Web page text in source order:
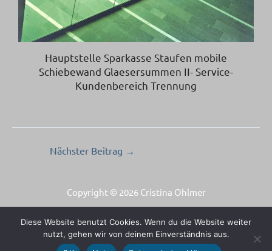
Hauptstelle Sparkasse Staufen mobile
Schiebewand Glaesersummen II- Service-
Kundenbereich Trennung
Nächster Beitrag →
Copyright © 2026 Cristina Ohlmer
Impressum
Datenschutz
Diese Website benutzt Cookies. Wenn du die Website weiter
nutzt, gehen wir von deinem Einverständnis aus.